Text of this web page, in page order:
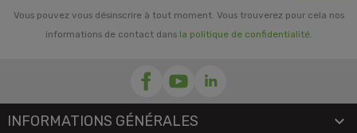
Vous pouvez vous désinscrire à tout moment. Vous trouverez pour cela nos
informations de contact dans la politique de confidentialité.
INFORMATIONS GÉNÉRALES 